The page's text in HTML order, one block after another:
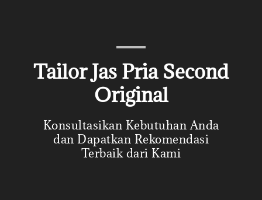
Tailor Jas Pria Second
Original
Konsultasikan Kebutuhan Anda
dan Dapatkan Rekomendasi
Terbaik dari Kami